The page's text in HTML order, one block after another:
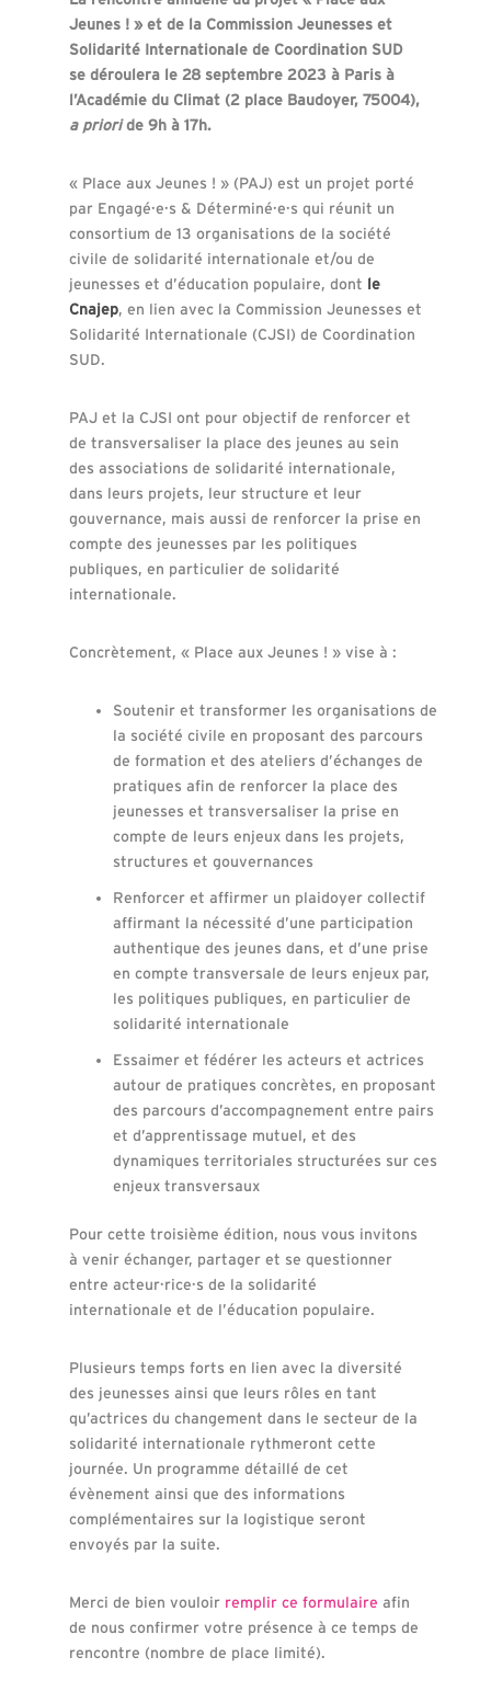
Jeunes ! » et de la Commission Jeunesses et
Solidarité Internationale de Coordination SUD
se déroulera le 28 septembre 2023 à Paris à
l’Académie du Climat (2 place Baudoyer, 75004),
a prioride 9h à 17h.
« Place aux Jeunes ! » (PAJ) est un projet porté
par Engagé·e·s & Déterminé·e·s qui réunit un
consortium de 13 organisations de la société
civile de solidarité internationale et/ou de
jeunesses et d’éducation populaire, dont le
Cnajep, en lien avec la Commission Jeunesses et
Solidarité Internationale (CJSI) de Coordination
SUD.
PAJ et la CJSI ont pour objectif de renforcer et
de transversaliser la place des jeunes au sein
des associations de solidarité internationale,
dans leurs projets, leur structure et leur
gouvernance, mais aussi de renforcer la prise en
compte des jeunesses par les politiques
publiques, en particulier de solidarité
internationale.
Concrètement, « Place aux Jeunes ! » vise à :
Soutenir et transformer les organisations de
la société civile en proposant des parcours
de formation et des ateliers d’échanges de
pratiques afin de renforcer la place des
jeunesses et transversaliser la prise en
compte de leurs enjeux dans les projets,
structures et gouvernances
Renforcer et affirmer un plaidoyer collectif
affirmant la nécessité d’une participation
authentique des jeunes dans, et d’une prise
en compte transversale de leurs enjeux par,
les politiques publiques, en particulier de
solidarité internationale
Essaimer et fédérer les acteurs et actrices
autour de pratiques concrètes, en proposant
des parcours d’accompagnement entre pairs
et d’apprentissage mutuel, et des
dynamiques territoriales structurées sur ces
enjeux transversaux
Pour cette troisième édition, nous vous invitons
à venir échanger, partager et se questionner
entre acteur·rice·s de la solidarité
internationale et de l’éducation populaire.
Plusieurs temps forts en lien avec la diversité
des jeunesses ainsi que leurs rôles en tant
qu’actrices du changement dans le secteur de la
solidarité internationale rythmeront cette
journée. Un programme détaillé de cet
évènement ainsi que des informations
complémentaires sur la logistique seront
envoyés par la suite.
Merci de bien vouloir remplir ce formulaire afin
de nous confirmer votre présence à ce temps de
rencontre (nombre de place limité).